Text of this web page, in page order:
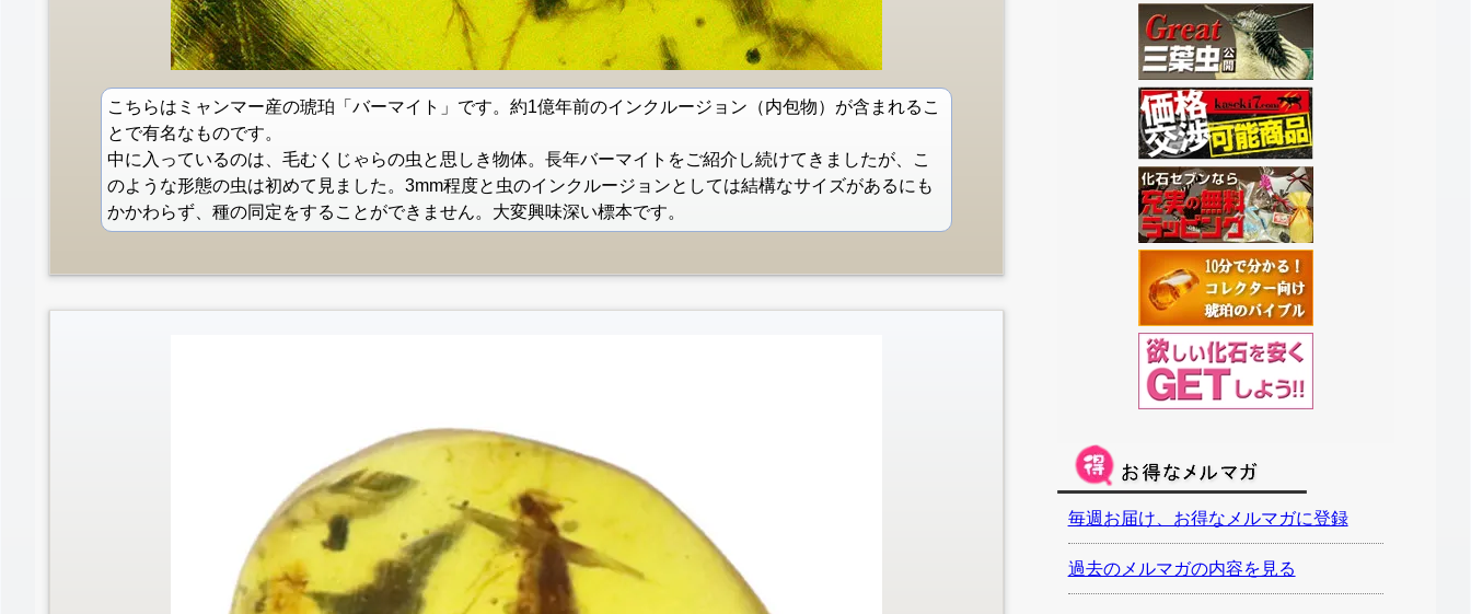
こちらはミャンマー産の琥珀「バーマイト」です。約1億年前のインクルージョン（内包物）が含まれるこ
とで有名なものです。
中に入っているのは、毛むくじゃらの虫と思しき物体。長年バーマイトをご紹介し続けてきましたが、こ
のような形態の虫は初めて見ました。3mm程度と虫のインクルージョンとしては結構なサイズがあるにも
かかわらず、種の同定をすることができません。大変興味深い標本です。
毎週お届け、お得なメルマガに登録
過去のメルマガの内容を見る